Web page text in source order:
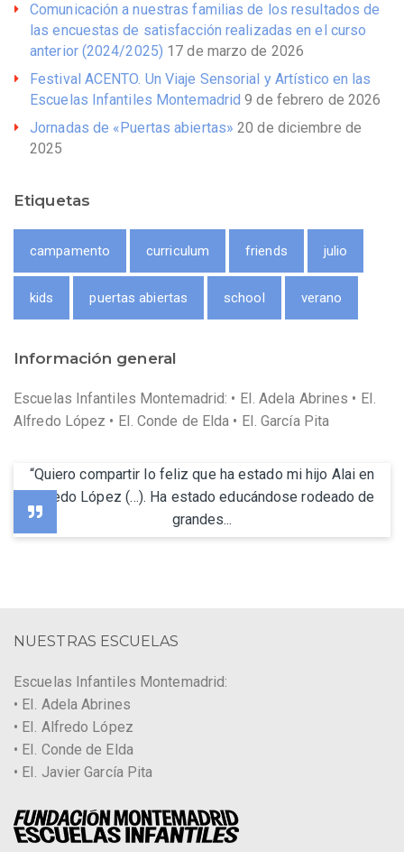
Comunicación a nuestras familias de los resultados de
las encuestas de satisfacción realizadas en el curso
anterior (2024/2025) 17 de marzo de 2026
Festival ACENTO. Un Viaje Sensorial y Artístico en las
Escuelas Infantiles Montemadrid 9 de febrero de 2026
Jornadas de «Puertas abiertas» 20 de diciembre de
2025
Etiquetas
campamento curriculum friends julio
kids puertas abiertas school verano
Información general
Escuelas Infantiles Montemadrid: • EI. Adela Abrines • EI.
Alfredo López • EI. Conde de Elda • EI. García Pita
“Quiero compartir lo feliz que ha estado mi hijo Alai en
Alfredo López (…). Ha estado educándose rodeado de
grandes...
NUESTRAS ESCUELAS
Escuelas Infantiles Montemadrid:
• EI. Adela Abrines
• EI. Alfredo López
• EI. Conde de Elda
• EI. Javier García Pita